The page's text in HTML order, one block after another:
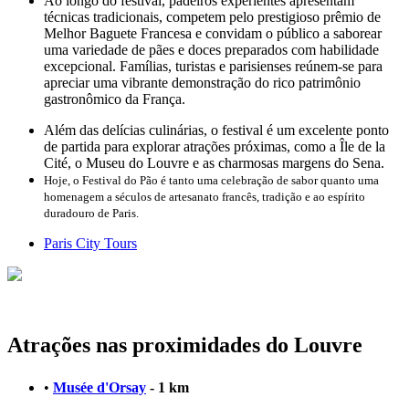
técnicas tradicionais, competem pelo prestigioso prêmio de
Melhor Baguete Francesa e convidam o público a saborear
uma variedade de pães e doces preparados com habilidade
excepcional. Famílias, turistas e parisienses reúnem-se para
apreciar uma vibrante demonstração do rico patrimônio
gastronômico da França.
Além das delícias culinárias, o festival é um excelente ponto
de partida para explorar atrações próximas, como a Île de la
Cité, o Museu do Louvre e as charmosas margens do Sena.
Hoje, o Festival do Pão é tanto uma celebração de sabor quanto uma
homenagem a séculos de artesanato francês, tradição e ao espírito
duradouro de Paris.
Paris City Tours
Atrações nas proximidades do Louvre
• Musée d'Orsay - 1 km